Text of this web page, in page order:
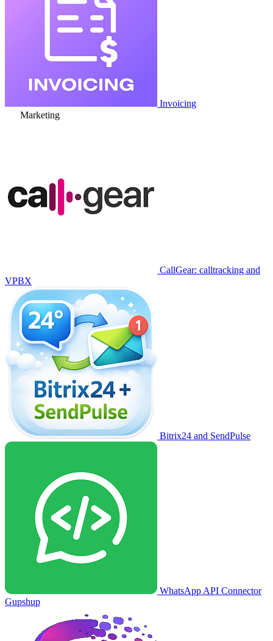
Invoicing
Marketing
CallGear: calltracking and
VPBX
Bitrix24 and SendPulse
WhatsApp API Connector
Gupshup